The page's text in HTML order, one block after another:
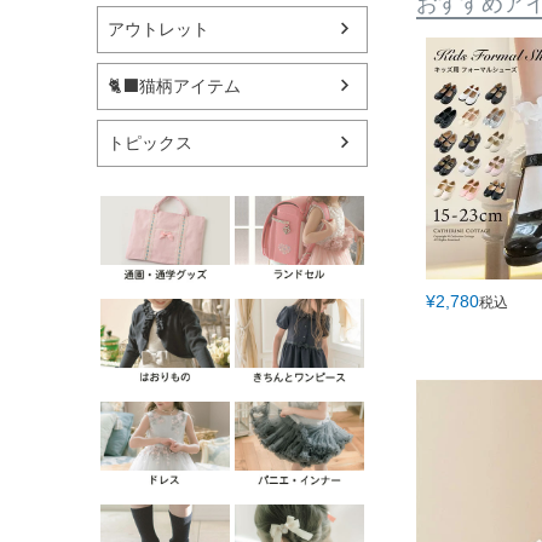
アウトレット
🐈‍⬛猫柄アイテム
トピックス
¥2,780税込